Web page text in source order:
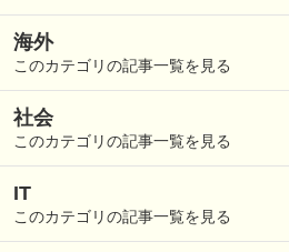
海外
このカテゴリの記事一覧を見る
社会
このカテゴリの記事一覧を見る
IT
このカテゴリの記事一覧を見る